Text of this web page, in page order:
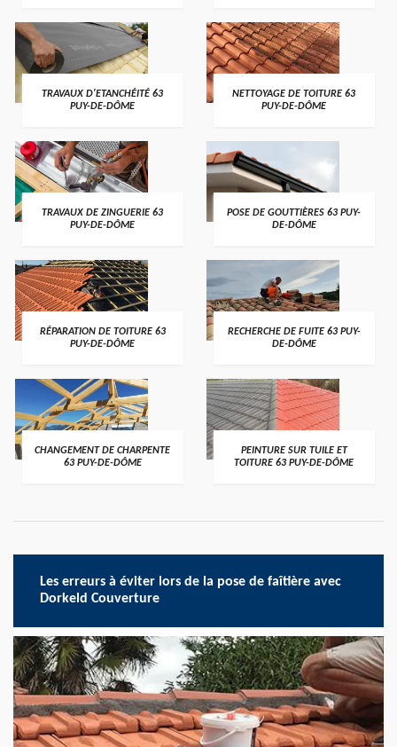
TRAVAUX D'ETANCHÉITÉ 63
PUY-DE-DÔME
NETTOYAGE DE TOITURE 63
PUY-DE-DÔME
TRAVAUX DE ZINGUERIE 63
PUY-DE-DÔME
POSE DE GOUTTIÈRES 63 PUY-
DE-DÔME
RÉPARATION DE TOITURE 63
PUY-DE-DÔME
RECHERCHE DE FUITE 63 PUY-
DE-DÔME
CHANGEMENT DE CHARPENTE
63 PUY-DE-DÔME
PEINTURE SUR TUILE ET
TOITURE 63 PUY-DE-DÔME
Les erreurs à éviter lors de la pose de faîtière avec
Dorkeld Couverture